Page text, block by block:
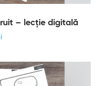
– lecție digitală